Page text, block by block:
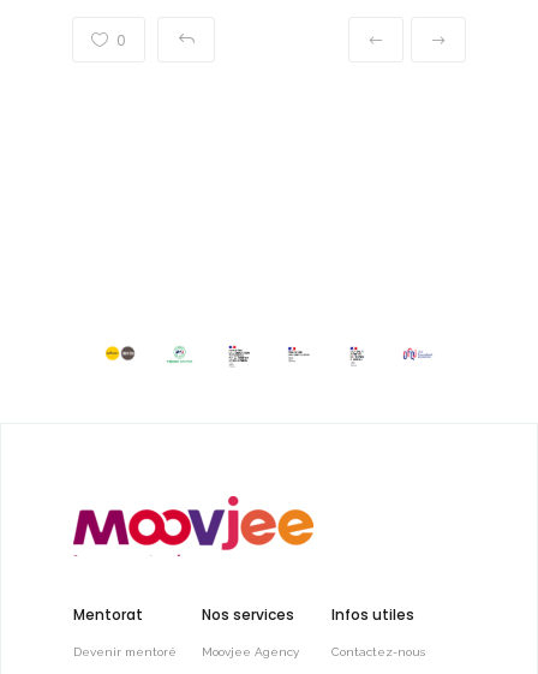
0
Mentorat
Devenir mentoré
Nos services
Moovjee Agency
Infos utiles
Contactez-nous